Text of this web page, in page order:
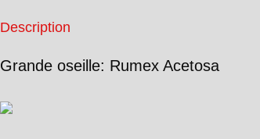
Description
Grande oseille: Rumex Acetosa